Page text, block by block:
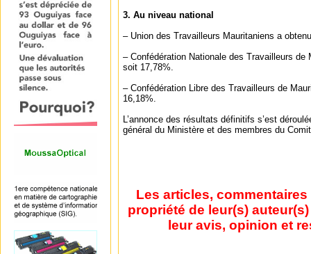
3. Au niveau national
– Union des Travailleurs Mauritaniens a
– Confédération Nationale des Travailleurs de
soit 17,78%.
– Confédération Libre des Travailleurs de
16,18%.
L’annonce des résultats définitifs s’est
général du Ministère et des membres du
Les articles,
propriété de leur(s)
leur avis, opinion et